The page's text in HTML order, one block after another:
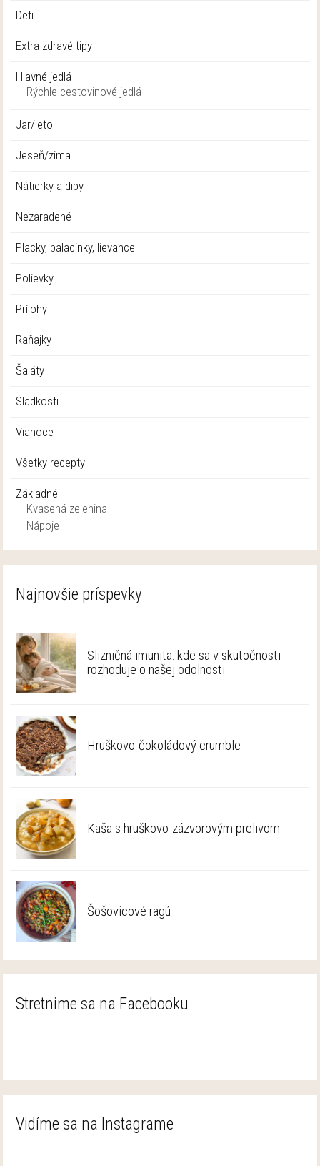
Deti
Extra zdravé tipy
Hlavné jedlá
Rýchle cestovinové jedlá
Jar/leto
Jeseň/zima
Nátierky a dipy
Nezaradené
Placky, palacinky, lievance
Polievky
Prílohy
Raňajky
Šaláty
Sladkosti
Vianoce
Všetky recepty
Základné
Kvasená zelenina
Nápoje
Najnovšie príspevky
Slizničná imunita: kde sa v skutočnosti
rozhoduje o našej odolnosti
Hruškovo-čokoládový crumble
Kaša s hruškovo-zázvorovým prelivom
Šošovicové ragú
Stretnime sa na Facebooku
Vidíme sa na Instagrame